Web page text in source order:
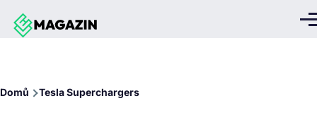
Přejít k hlavnímu obsahu
Domů Tesla Superchargers